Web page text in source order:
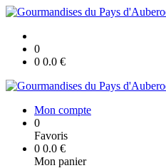
0
0 0.0 €
Mon compte
0
Favoris
0 0.0 €
Mon panier